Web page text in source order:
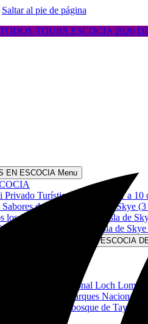
Saltar al pie de página
TOURS ESCOCIA 2026
EN ESCOCIA Menu
Turístico en Escocia (1 a 10
de Escocia & Isla de Skye (3
Sabores de Escocia & Isla de
Costas Norte & Isla de Skye
DÍAS
Open TOURS EN ESCOCIA
en Escocia
Trossachs (1 día)
y Paque Nacional Loch Lomond
Caledonia y los Parques Nacionales
Trossachs y el bosque de Tay (2
(3 dias)